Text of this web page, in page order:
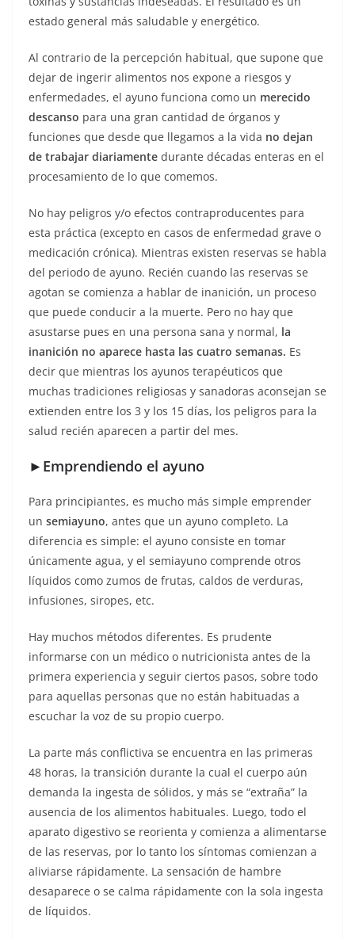
estado general más saludable y energético.
Al contrario de la percepción habitual, que supone que
dejar de ingerir alimentos nos expone a riesgos y
enfermedades, el ayuno funciona como un merecido
descanso para una gran cantidad de órganos y
funciones que desde que llegamos a la vida no dejan
de trabajar diariamente durante décadas enteras en el
procesamiento de lo que comemos.
No hay peligros y/o efectos contraproducentes para
esta práctica (excepto en casos de enfermedad grave o
medicación crónica). Mientras existen reservas se habla
del periodo de ayuno. Recién cuando las reservas se
agotan se comienza a hablar de inanición, un proceso
que puede conducir a la muerte. Pero no hay que
asustarse pues en una persona sana y normal, la
inanición no aparece hasta las cuatro semanas. Es
decir que mientras los ayunos terapéuticos que
muchas tradiciones religiosas y sanadoras aconsejan se
extienden entre los 3 y los 15 días, los peligros para la
salud recién aparecen a partir del mes.
►Emprendiendo el ayuno
Para principiantes, es mucho más simple emprender
un semiayuno, antes que un ayuno completo. La
diferencia es simple: el ayuno consiste en tomar
únicamente agua, y el semiayuno comprende otros
líquidos como zumos de frutas, caldos de verduras,
infusiones, siropes, etc.
Hay muchos métodos diferentes. Es prudente
informarse con un médico o nutricionista antes de la
primera experiencia y seguir ciertos pasos, sobre todo
para aquellas personas que no están habituadas a
escuchar la voz de su propio cuerpo.
La parte más conflictiva se encuentra en las primeras
48 horas, la transición durante la cual el cuerpo aún
demanda la ingesta de sólidos, y más se “extraña” la
ausencia de los alimentos habituales. Luego, todo el
aparato digestivo se reorienta y comienza a alimentarse
de las reservas, por lo tanto los síntomas comienzan a
aliviarse rápidamente. La sensación de hambre
desaparece o se calma rápidamente con la sola ingesta
de líquidos.